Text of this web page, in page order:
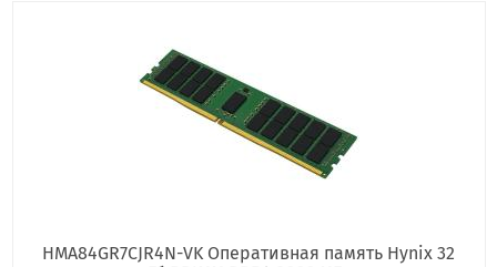
HMA84GR7CJR4N-VK Оперативная память Hynix 32